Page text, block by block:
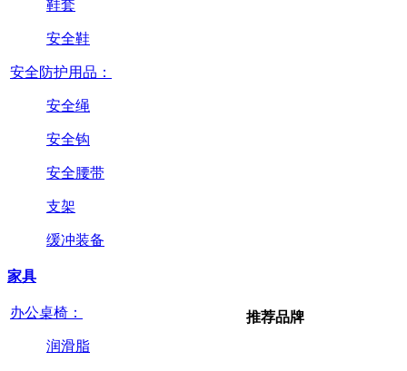
鞋套
安全鞋
安全防护用品：
安全绳
安全钩
安全腰带
支架
缓冲装备
家具
办公桌椅：
润滑脂
推荐品牌